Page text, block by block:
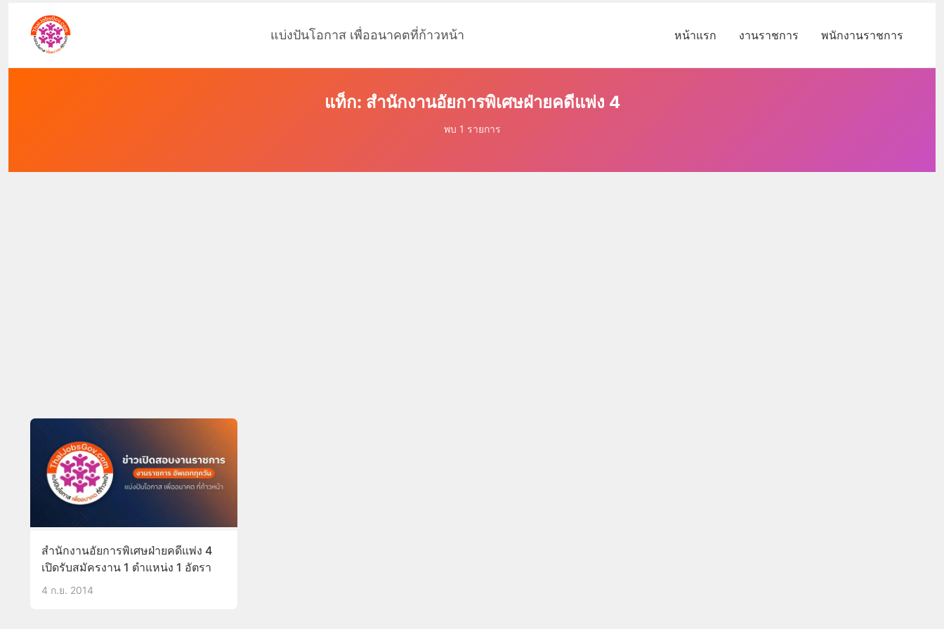
แบ่งปันโอกาส เพื่ออนาคตที่ก้าวหน้า หน้าแรก งานราชการ พนักงานราชการ
แท็ก: สำนักงานอัยการพิเศษฝ่ายคดีแพ่ง 4
พบ 1 รายการ
สำนักงานอัยการพิเศษฝ่ายคดีแพ่ง 4
เปิดรับสมัครงาน 1 ตำแหน่ง 1 อัตรา
4 ก.ย. 2014